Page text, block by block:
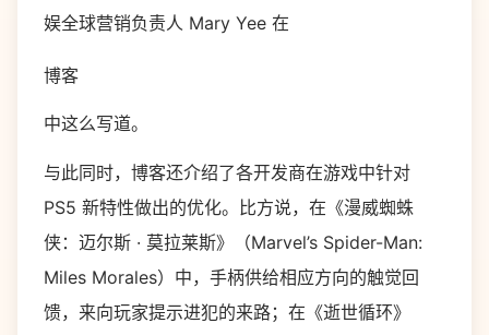
娱全球营销负责人 Mary Yee 在
博客
中这么写道。
与此同时，博客还介绍了各开发商在游戏中针对
PS5 新特性做出的优化。比方说，在《漫威蜘蛛
侠：迈尔斯 · 莫拉莱斯》（Marvel’s Spider-Man:
Miles Morales）中，手柄供给相应方向的触觉回
馈，来向玩家提示进犯的来路；在《逝世循环》